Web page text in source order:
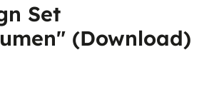
Set
(Download)